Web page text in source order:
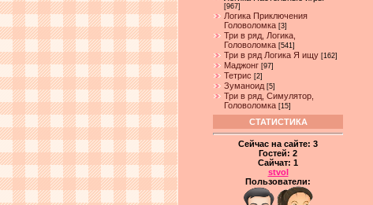
[967]
Логика Приключения
Головоломка [3]
Три в ряд, Логика,
Головоломка [541]
Три в ряд Логика Я ищу [162]
Маджонг [97]
Тетрис [2]
Зуманоид [5]
Три в ряд, Симулятор,
Головоломка [15]
СТАТИСТИКА
Сейчас на сайте: 3
Гостей: 2
Сайчат: 1
stvol
Пользователи: